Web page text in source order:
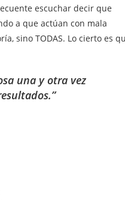
escuchar decir que
a que actúan con mala
sino TODAS. Lo cierto es
una y otra vez